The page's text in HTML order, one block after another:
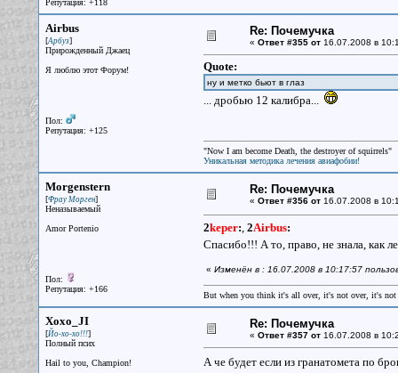
Репутация: +118
Airbus
[Арбуз]
Прирожденный Джаец
Я люблю этот Форум!
Пол:
Репутация: +125
Re: Почемучка
« Ответ #355 от16.07.2008 в
Quote:
ну и метко бьют в глаз
... дробью 12 калибра...
"Now I am become Death, the destroyer of squirrels"
Уникальная методика лечения авиафобии!
Morgenstern
[Фрау Морген]
Неназываемый
Amor Portenio
Пол:
Репутация: +166
Re: Почемучка
« Ответ #356 от16.07.2008 в
2keper:, 2Airbus:
Спасибо!!! А то, право, не знала, как
« Изменён в : 16.07.2008 в 10:17:57
But when you think it's all over, it's not over, it's not
Xoxo_JI
[Йо-хо-хо!!!]
Полный псих
Hail to you, Champion!
Re: Почемучка
« Ответ #357 от16.07.2008 в
А че будет если из гранатомета по